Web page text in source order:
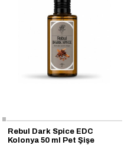
Rebul Dark Spice EDC
Kolonya 50 ml Pet Şişe